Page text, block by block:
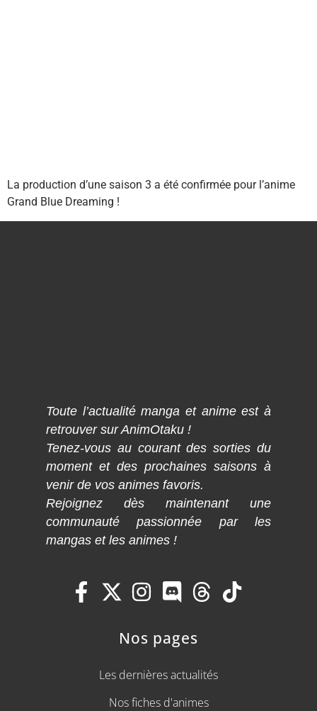
La production d’une saison 3 a été confirmée pour l’anime
Grand Blue Dreaming !
Toute l’actualité manga et anime est à
retrouver sur AnimOtaku !
Tenez-vous au courant des sorties du
moment et des prochaines saisons à
venir de vos animes favoris.
Rejoignez dès maintenant une
communauté passionnée par les
mangas et les animes !
Nos pages
Les dernières actualités
Nos fiches d'animes